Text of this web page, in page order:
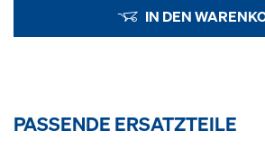
IN DEN
PASSENDE ERSATZTEILE